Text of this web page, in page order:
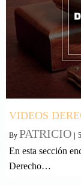
VIDEOS
By PATRICIO 5
En esta sección
Derecho…